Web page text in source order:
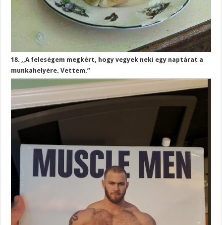
18. ,,A feleségem megkért, hogy vegyek neki egy naptárat a
munkahelyére. Vettem.”